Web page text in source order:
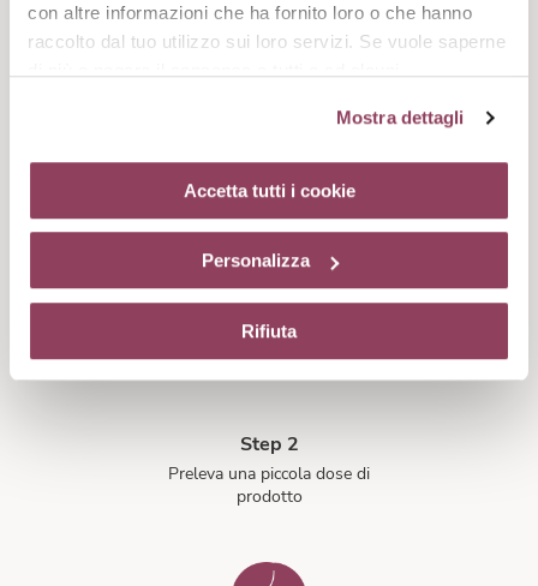
con altre informazioni che ha fornito loro o che hanno
raccolto dal tuo utilizzo sui loro servizi. Se vuole saperne
cliccando sul tasto “Accetta tutti i cookie”. Se non vuole i
“Rifiuta”. Chiudendo questo banner tramite l’apposito
comando “X” continuerai la navigazione del sito in
diversi da quelli tecnici.
Mostra dettagli
Accetta tutti i cookie
Personalizza
Rifiuta
Step 1
Dopo il tuo siero di bellezza
Step 2
Preleva una piccola dose di
prodotto